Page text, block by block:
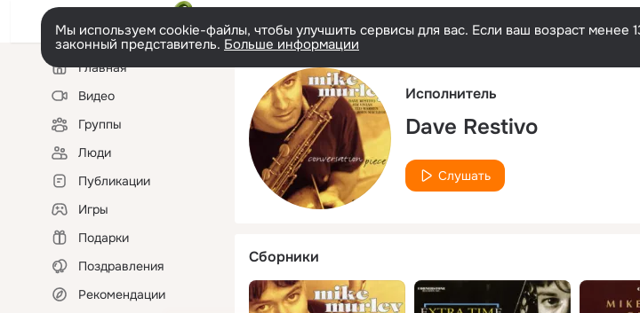
Мы используем cookie-файлы, чтобы улучшить сервисы для вас. Если ваш возраст менее
законный представитель. Больше информации
Левая
колонкаГлавная
Видео
Группы
Люди
Публикации
Игры
Подарки
Поздравления
Рекомендации
Исполнитель
Dave Restivo
Слушать
Сборники